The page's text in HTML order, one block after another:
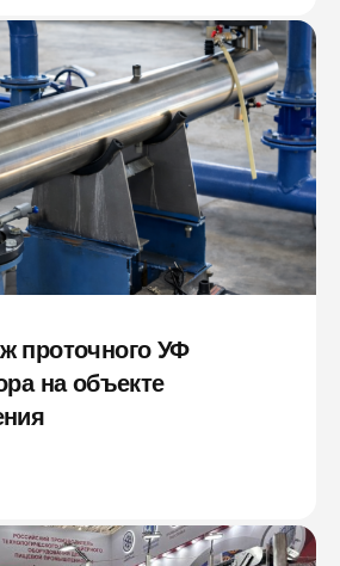
проточного УФ
на объекте